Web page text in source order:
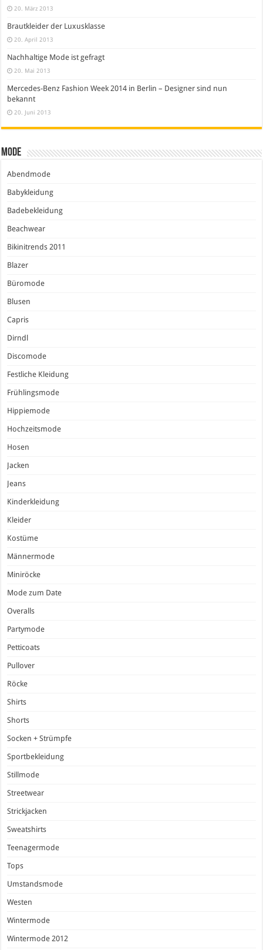
20. März 2013
Brautkleider der Luxusklasse
20. April 2013
Nachhaltige Mode ist gefragt
20. Mai 2013
Mercedes-Benz Fashion Week 2014 in Berlin – Designer sind nun
bekannt
20. Juni 2013
Mode
Abendmode
Babykleidung
Badebekleidung
Beachwear
Bikinitrends 2011
Blazer
Büromode
Blusen
Capris
Dirndl
Discomode
Festliche Kleidung
Frühlingsmode
Hippiemode
Hochzeitsmode
Hosen
Jacken
Jeans
Kinderkleidung
Kleider
Kostüme
Männermode
Miniröcke
Mode zum Date
Overalls
Partymode
Petticoats
Pullover
Röcke
Shirts
Shorts
Socken + Strümpfe
Sportbekleidung
Stillmode
Streetwear
Strickjacken
Sweatshirts
Teenagermode
Tops
Umstandsmode
Westen
Wintermode
Wintermode 2012